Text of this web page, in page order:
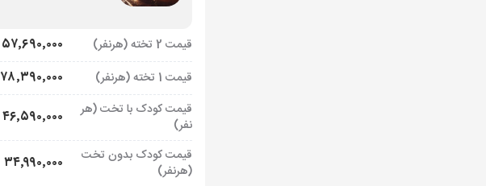
قیمت 2 تخته (هرنفر) ۵۷٬۶۹۰٬۰۰۰ تومان
قیمت 1 تخته (هرنفر) ۷۸٬۳۹۰٬۰۰۰ تومان
قیمت کودک با تخت (هر
نفر)
۴۶٬۵۹۰٬۰۰۰ تومان
قیمت کودک بدون تخت
(هرنفر)
۳۴٬۹۹۰٬۰۰۰ تومان